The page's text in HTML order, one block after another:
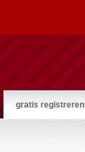
gratis registreren